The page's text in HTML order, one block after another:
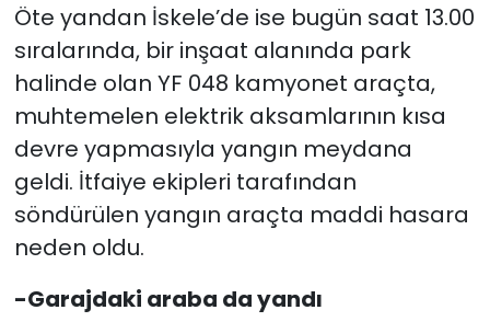
Öte yandan İskele’de ise bugün saat 13.00
sıralarında, bir inşaat alanında park
halinde olan YF 048 kamyonet araçta,
muhtemelen elektrik aksamlarının kısa
devre yapmasıyla yangın meydana
geldi. İtfaiye ekipleri tarafından
söndürülen yangın araçta maddi hasara
neden oldu.
-Garajdaki araba da yandı
YAŞAM
Yazarlar